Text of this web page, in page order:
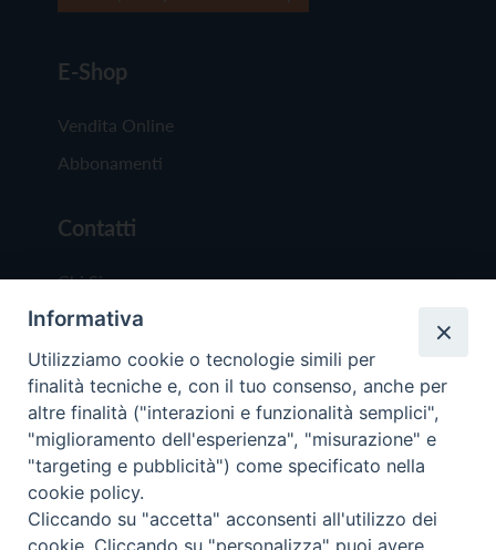
E-Shop
Vendita Online
Abbonamenti
Contatti
Chi Siamo
Redazione
Scrivici
Copyright © 2019 - Tutti i diritti riservati - Vita
Trentina Editrice
Informativa
Utilizziamo cookie o tecnologie simili per
finalità tecniche e, con il tuo consenso, anche per
altre finalità ("interazioni e funzionalità semplici",
"miglioramento dell'esperienza", "misurazione" e
"targeting e pubblicità") come specificato nella
cookie policy.
Cliccando su "accetta" acconsenti all'utilizzo dei